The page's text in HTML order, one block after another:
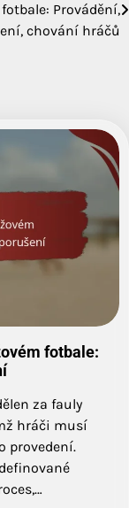
Provádění,
chování hráčů
fotbale:
za fauly
hráči musí
provedení.